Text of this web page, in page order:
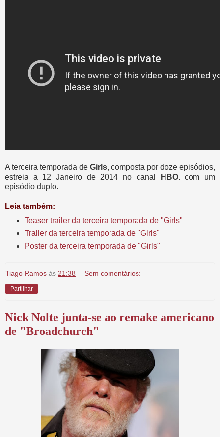
A terceira temporada de Girls, composta por doze episódios,
estreia a 12 Janeiro de 2014 no canal
HBO, com um
episódio duplo.
Leia também:
Teaser trailer da terceira temporada de "Girls"
Trailer da terceira temporada de "Girls"
Poster da terceira temporada de "Girls"
Tiago Ramos às 21:38 Sem comentários:
Partilhar
Nick Nolte junta-se ao remake americano
de "Broadchurch"